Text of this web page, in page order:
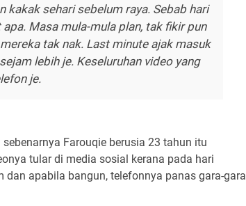
kakak sehari sebelum raya. Sebab hari
Masa mula-mula plan, tak fikir pun
tak nak. Last minute ajak masuk
lebih je. Keseluruhan video yang
je.
Farouqie berusia 23 tahun itu
tular di media sosial kerana pada hari
dan apabila bangun, telefonnya panas gara-gara